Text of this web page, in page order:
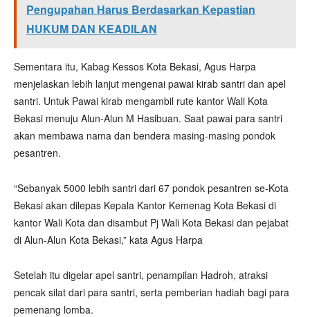
Pengupahan Harus Berdasarkan Kepastian
HUKUM DAN KEADILAN
Sementara itu, Kabag Kessos Kota Bekasi, Agus Harpa
menjelaskan lebih lanjut mengenai pawai kirab santri dan apel
santri. Untuk Pawai kirab mengambil rute kantor Wali Kota
Bekasi menuju Alun-Alun M Hasibuan. Saat pawai para santri
akan membawa nama dan bendera masing-masing pondok
pesantren.
“Sebanyak 5000 lebih santri dari 67 pondok pesantren se-Kota
Bekasi akan dilepas Kepala Kantor Kemenag Kota Bekasi di
kantor Wali Kota dan disambut Pj Wali Kota Bekasi dan pejabat
di Alun-Alun Kota Bekasi,” kata Agus Harpa
Setelah itu digelar apel santri, penampilan Hadroh, atraksi
pencak silat dari para santri, serta pemberian hadiah bagi para
pemenang lomba.